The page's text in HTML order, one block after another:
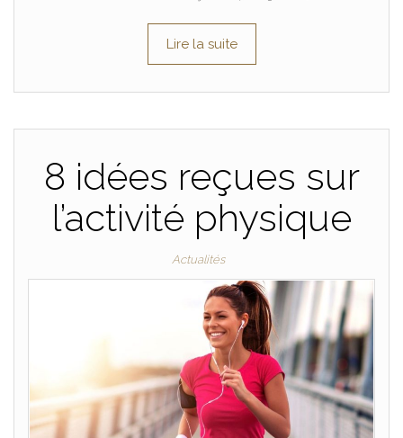
Lire la suite
8 idées reçues sur
l’activité physique
Actualités